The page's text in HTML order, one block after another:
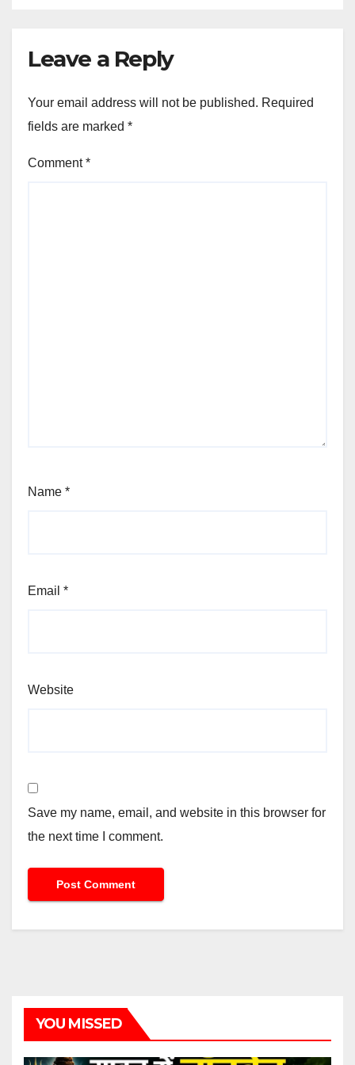
Leave a Reply
Your email address will not be published. Required
fields are marked *
Comment*
Name *
Email *
Website
Save my name, email, and website in this browser for
the next time I comment.
YOU MISSED